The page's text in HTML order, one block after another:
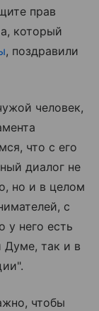
прав
который
, поздравили
человек,
что с его
диалог не
но и в целом
с
у него есть
Думе, так и в
чтобы